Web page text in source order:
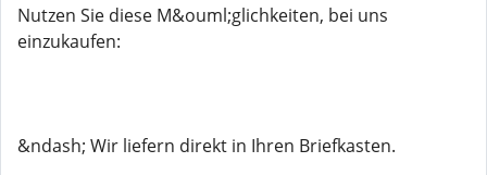
Nutzen Sie diese M&ouml;glichkeiten, bei uns
einzukaufen:
&ndash; Wir liefern direkt in Ihren Briefkasten.